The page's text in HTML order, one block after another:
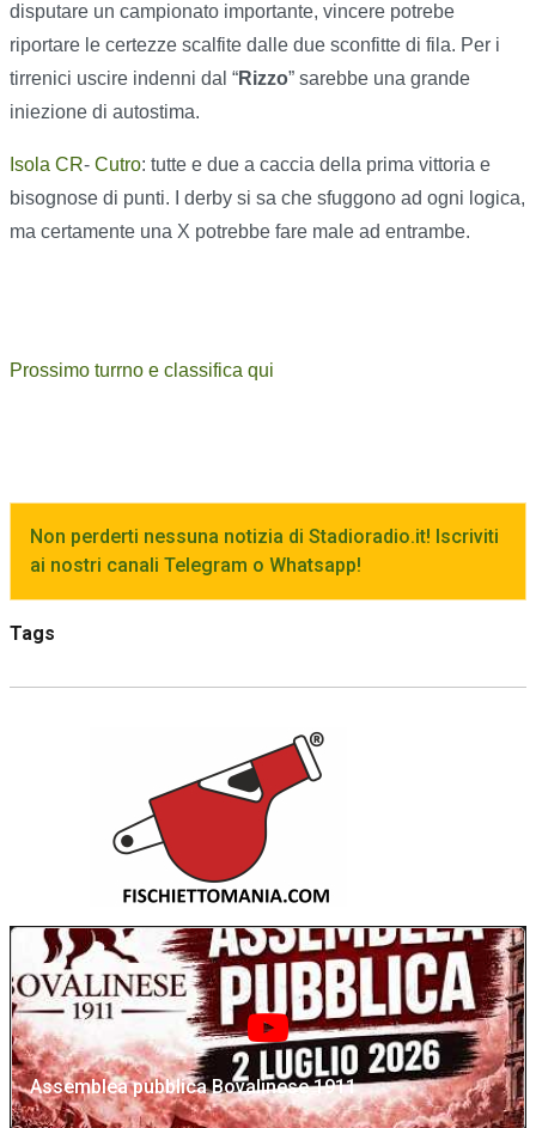
disputare un campionato importante, vincere potrebe
riportare le certezze scalfite dalle due sconfitte di fila. Per i
tirrenici uscire indenni dal “Rizzo” sarebbe una grande
iniezione di autostima.
Isola CR- Cutro: tutte e due a caccia della prima vittoria e
bisognose di punti. I derby si sa che sfuggono ad ogni logica,
ma certamente una X potrebbe fare male ad entrambe.
Prossimo turrno e classifica qui
Non perderti nessuna notizia di Stadioradio.it! Iscriviti
ai nostri canali Telegram o Whatsapp!
Tags
Assemblea pubblica Bovalinese 1911